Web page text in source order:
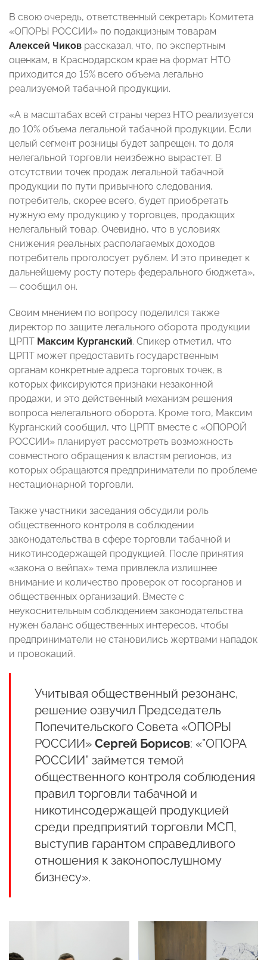
В свою очередь, ответственный секретарь Комитета
«ОПОРЫ РОССИИ» по подакцизным товарам
Алексей Чиков рассказал, что, по экспертным
оценкам, в Краснодарском крае на формат НТО
приходится до 15% всего объема легально
реализуемой табачной продукции.
«А в масштабах всей страны через НТО реализуется
до 10% объема легальной табачной продукции. Если
целый сегмент розницы будет запрещен, то доля
нелегальной торговли неизбежно вырастет. В
отсутствии точек продаж легальной табачной
продукции по пути привычного следования,
потребитель, скорее всего, будет приобретать
нужную ему продукцию у торговцев, продающих
нелегальный товар. Очевидно, что в условиях
снижения реальных располагаемых доходов
потребитель проголосует рублем. И это приведет к
дальнейшему росту потерь федерального бюджета»,
— сообщил он.
Своим мнением по вопросу поделился также
директор по защите легального оборота продукции
ЦРПТ Максим Курганский. Спикер отметил, что
ЦРПТ может предоставить государственным
органам конкретные адреса торговых точек, в
которых фиксируются признаки незаконной
продажи, и это действенный механизм решения
вопроса нелегального оборота. Кроме того, Максим
Курганский сообщил, что ЦРПТ вместе с «ОПОРОЙ
РОССИИ» планирует рассмотреть возможность
совместного обращения к властям регионов, из
которых обращаются предприниматели по проблеме
нестационарной торговли.
Также участники заседания обсудили роль
общественного контроля в соблюдении
законодательства в сфере торговли табачной и
никотинсодержащей продукцией. После принятия
«закона о вейпах» тема привлекла излишнее
внимание и количество проверок от госорганов и
общественных организаций. Вместе с
неукоснительным соблюдением законодательства
нужен баланс общественных интересов, чтобы
предприниматели не становились жертвами нападок
и провокаций.
Учитывая общественный резонанс,
решение озвучил Председатель
Попечительского Совета «ОПОРЫ
РОССИИ» Сергей Борисов: «”ОПОРА
РОССИИ” займется темой
общественного контроля соблюдения
правил торговли табачной и
никотинсодержащей продукцией
среди предприятий торговли МСП,
выступив гарантом справедливого
отношения к законопослушному
бизнесу».